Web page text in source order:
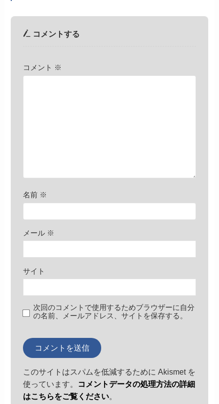
コメントする
コメント ※
名前 ※
メール ※
サイト
次回のコメントで使用するためブラウザーに自分
の名前、メールアドレス、サイトを保存する。
このサイトはスパムを低減するために Akismet を
使っています。
コメントデータの処理方法の詳細
はこちらをご覧ください。